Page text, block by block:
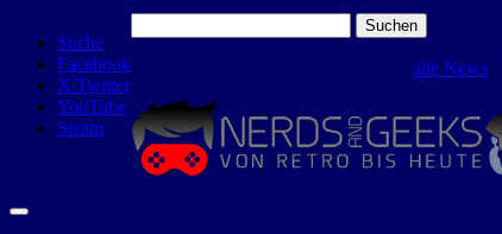
Suche
Facebook
X/Twitter
YouTube
Steam
nach:
alle News ⋅